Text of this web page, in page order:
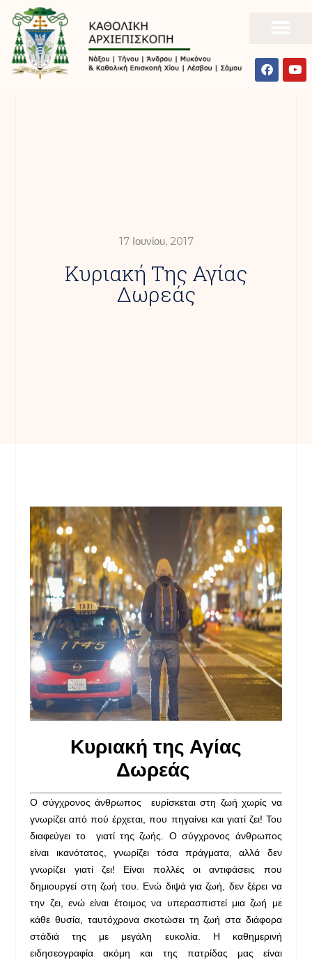
17 Ιουνίου, 2017
Κυριακή Της Αγίας
Δωρεάς
Κυριακή της Αγίας
Δωρεάς
Ο σύγχρονος άνθρωπος ευρίσκεται στη ζωή χωρίς να
γνωρίζει από πού έρχεται, που πηγαίνει και γιατί ζει! Του
διαφεύγει το γιατί της ζωής. Ο σύγχρονος άνθρωπος
είναι ικανότατος, γνωρίζει τόσα πράγματα, αλλά δεν
γνωρίζει γιατί ζει! Είναι πολλές οι αντιφάσεις που
δημιουργεί στη ζωή του. Ενώ διψά για ζωή, δεν ξέρει να
την ζει, ενώ είναι έτοιμος να υπερασπιστεί μια ζωή με
κάθε θυσία, ταυτόχρονα σκοτώσει τη ζωή στα διάφορα
στάδιά της με μεγάλη ευκολία. Η καθημερινή
ειδησεογραφία ακόμη και της πατρίδας μας είναι